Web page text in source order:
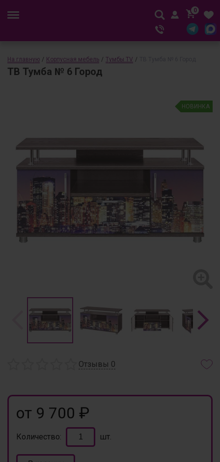
0
На главную / Корпусная мебель / Тумбы TV /
ТВ Тумба № 6 Город
НОВИНКА
Отзывы 0
от 9 700 ₽
Количество: шт.